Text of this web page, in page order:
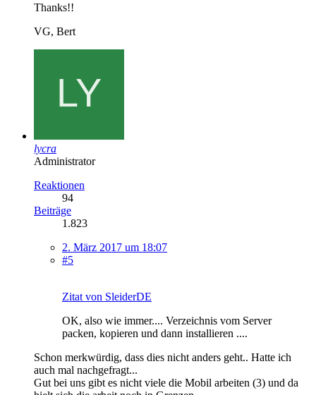
Thanks!!
VG, Bert
lycra
Administrator
Reaktionen
94
Beiträge
1.823
2. März 2017 um 18:07
#5
Zitat von SleiderDE
OK, also wie immer.... Verzeichnis vom Server
packen, kopieren und dann installieren ....
Schon merkwürdig, dass dies nicht anders geht.. Hatte ich
auch mal nachgefragt...
Gut bei uns gibt es nicht viele die Mobil arbeiten (3) und da